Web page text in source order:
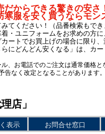
だからできる驚きの安さ
寒服を安く買うならモン
てください！（品番検索もでき
・ユニフォームをお求めの方に
ートでお買上げの場合に限り、
らにどんどん安くなる」は、カー
、お電話でのご注文は通常価格と
告なく改定となることがあります。
店」
表示 お問合せ窓口